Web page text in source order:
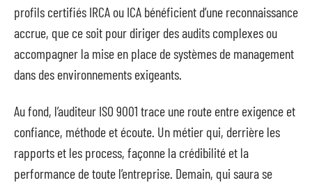
profils certifiés IRCA ou ICA bénéficient d’une reconnaissance
accrue, que ce soit pour diriger des audits complexes ou
accompagner la mise en place de systèmes de management
dans des environnements exigeants.
Au fond, l’auditeur ISO 9001 trace une route entre exigence et
confiance, méthode et écoute. Un métier qui, derrière les
rapports et les process, façonne la crédibilité et la
performance de toute l’entreprise. Demain, qui saura se